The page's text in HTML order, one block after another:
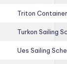
Triton
Turkon Sailing
Ues Sailing